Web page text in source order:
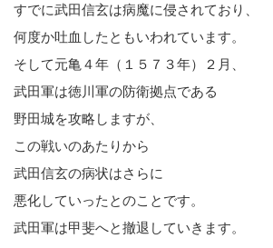
すでに武田信玄は病魔に侵されており、
何度か吐血したともいわれています。
そして元亀４年（１５７３年）２月、
武田軍は徳川軍の防衛拠点である
野田城を攻略しますが、
この戦いのあたりから
武田信玄の病状はさらに
悪化していったとのことです。
武田軍は甲斐へと撤退していきます。